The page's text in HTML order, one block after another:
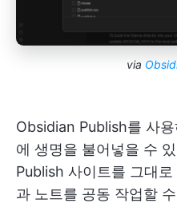
via
Obsidian Publish를 사
에 생명을 불어넣을 수
Publish 사이트를 그대
과 노트를 공동 작업할